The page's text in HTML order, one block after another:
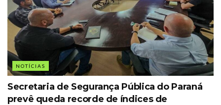
NOTÍCIAS
Secretaria de Segurança Pública do Paraná
prevê queda recorde de índices de